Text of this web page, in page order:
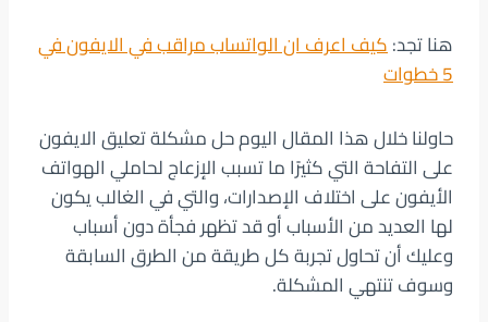
هنا تجد:كيف اعرف ان الواتساب مراقب في الايفون في
5 خطوات
حاولنا خلال هذا المقال اليوم حل مشكلة تعليق الايفون
على التفاحة التي كثيرًا ما تسبب الإزعاج لحاملي الهواتف
الأيفون على اختلاف الإصدارات، والتي في الغالب يكون
لها العديد من الأسباب أو قد تظهر فجأة دون أسباب
وعليك أن تحاول تجربة كل طريقة من الطرق السابقة
وسوف تنتهي المشكلة.